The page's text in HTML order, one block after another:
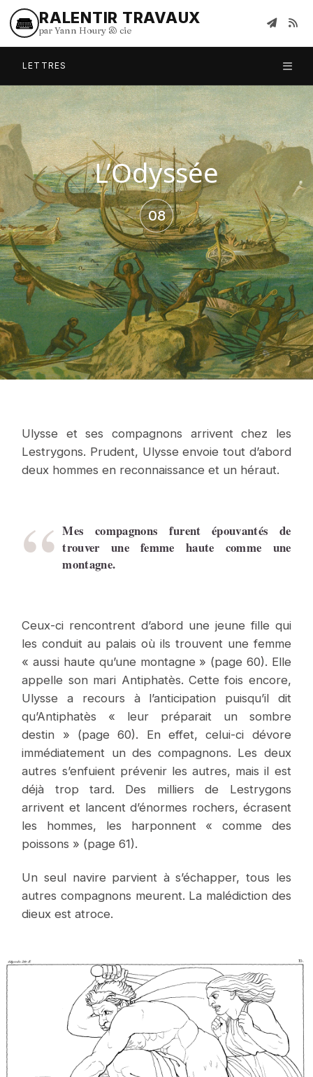
RALENTIR TRAVAUX
par Yann Houry & cie
LETTRES
L’Odyssée
08
Ulysse et ses compagnons arrivent chez les
Lestrygons. Prudent, Ulysse envoie tout d’abord
deux hommes en reconnaissance et un héraut.
Mes compagnons furent épouvantés de
trouver une femme haute comme une
montagne.
Ceux-ci rencontrent d’abord une jeune fille qui
les conduit au palais où ils trouvent une femme
« aussi haute qu’une montagne » (page 60). Elle
appelle son mari Antiphatès. Cette fois encore,
Ulysse a recours à l’anticipation puisqu’il dit
qu’Antiphatès « leur préparait un sombre
destin » (page 60). En effet, celui-ci dévore
immédiatement un des compagnons. Les deux
autres s’enfuient prévenir les autres, mais il est
déjà trop tard. Des milliers de Lestrygons
arrivent et lancent d’énormes rochers, écrasent
les hommes, les harponnent « comme des
poissons » (page 61).
Un seul navire parvient à s’échapper, tous les
autres compagnons meurent. La malédiction des
dieux est atroce.